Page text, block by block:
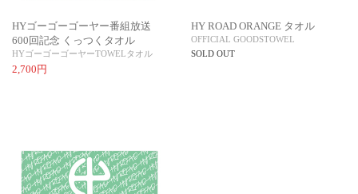
HYゴーゴーゴーヤー番組放送
600回記念 くっつくタオル
HYゴーゴーゴーヤーTOWEL タオル
2,700円
HY ROAD ORANGE タオル
OFFICIAL GOODSTOWEL
SOLD OUT